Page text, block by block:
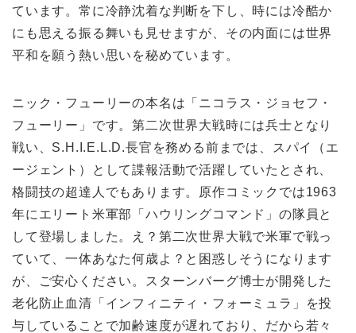
ています。常に冷静沈着な判断を下し、時には冷酷か
にも思える振る舞いも見せますが、その内面には世界
平和を願う熱い思いを秘めています。
ニック・フューリーの本名は「ニコラス・ジョセフ・
フューリー」です。第二次世界大戦時には兵士となり
戦い、S.H.I.E.L.D.長官を務める前までは、スパイ（エ
ージェント）として諜報活動で活躍していたとされ、
格闘技の超達人でもあります。原作コミックでは1963
年にエリート米軍部「ハウリングコマンド」の隊員と
して登場しました。え？第二次世界大戦で米軍で戦っ
ていて、一体あなた何歳よ？と困惑しそうになります
が、ご安心ください。スターンバーグ博士が開発した
老化防止血清「インフィニティ・フォーミュラ」を投
与していることで加齢速度が遅れており、だから若々